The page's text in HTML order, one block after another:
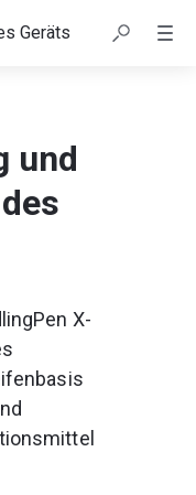
Geräts
und
X-